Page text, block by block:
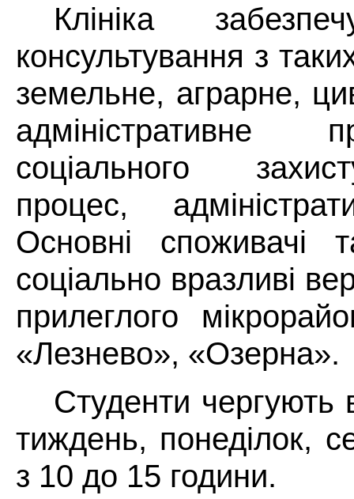
Клініка
консультування з
земельне, аграрне,
адміністративне
соціального
процес,
Основні споживачі
соціально вразливі
прилеглого
«Лезнево», «Озерна».
Студенти чергують в
тиждень, понеділок,
з 10 до 15 години.